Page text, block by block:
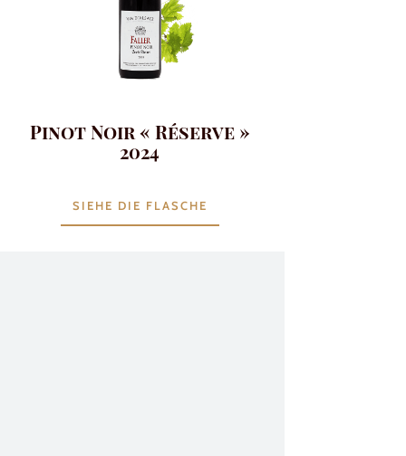
Pinot Noir « Réserve »
2024
SIEHE DIE FLASCHE